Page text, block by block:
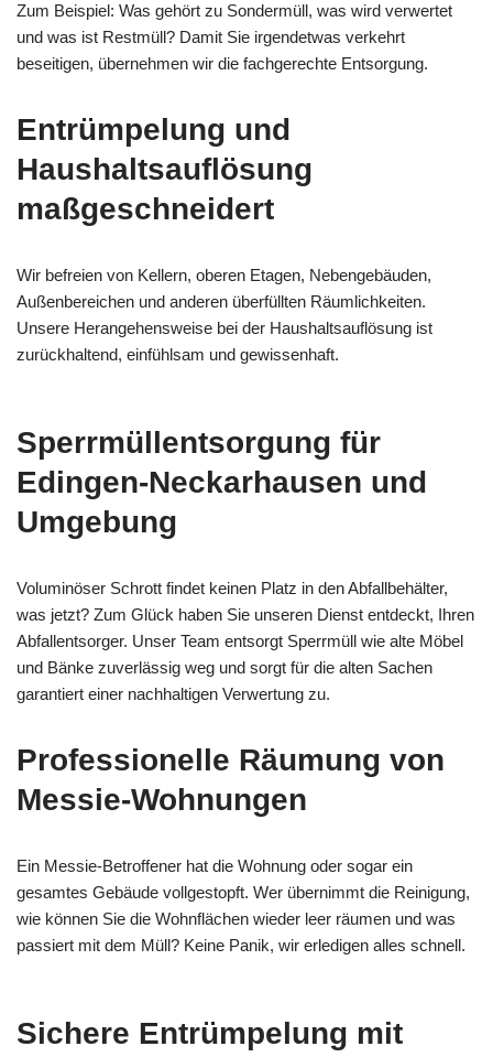
Zum Beispiel: Was gehört zu Sondermüll, was wird verwertet
und was ist Restmüll? Damit Sie irgendetwas verkehrt
beseitigen, übernehmen wir die fachgerechte Entsorgung.
Entrümpelung und
Haushaltsauflösung
maßgeschneidert
Wir befreien von Kellern, oberen Etagen, Nebengebäuden,
Außenbereichen und anderen überfüllten Räumlichkeiten.
Unsere Herangehensweise bei der Haushaltsauflösung ist
zurückhaltend, einfühlsam und gewissenhaft.
Sperrmüllentsorgung für
Edingen-Neckarhausen und
Umgebung
Voluminöser Schrott findet keinen Platz in den Abfallbehälter,
was jetzt? Zum Glück haben Sie unseren Dienst entdeckt, Ihren
Abfallentsorger. Unser Team entsorgt Sperrmüll wie alte Möbel
und Bänke zuverlässig weg und sorgt für die alten Sachen
garantiert einer nachhaltigen Verwertung zu.
Professionelle Räumung von
Messie-Wohnungen
Ein Messie-Betroffener hat die Wohnung oder sogar ein
gesamtes Gebäude vollgestopft. Wer übernimmt die Reinigung,
wie können Sie die Wohnflächen wieder leer räumen und was
passiert mit dem Müll? Keine Panik, wir erledigen alles schnell.
Sichere Entrümpelung mit